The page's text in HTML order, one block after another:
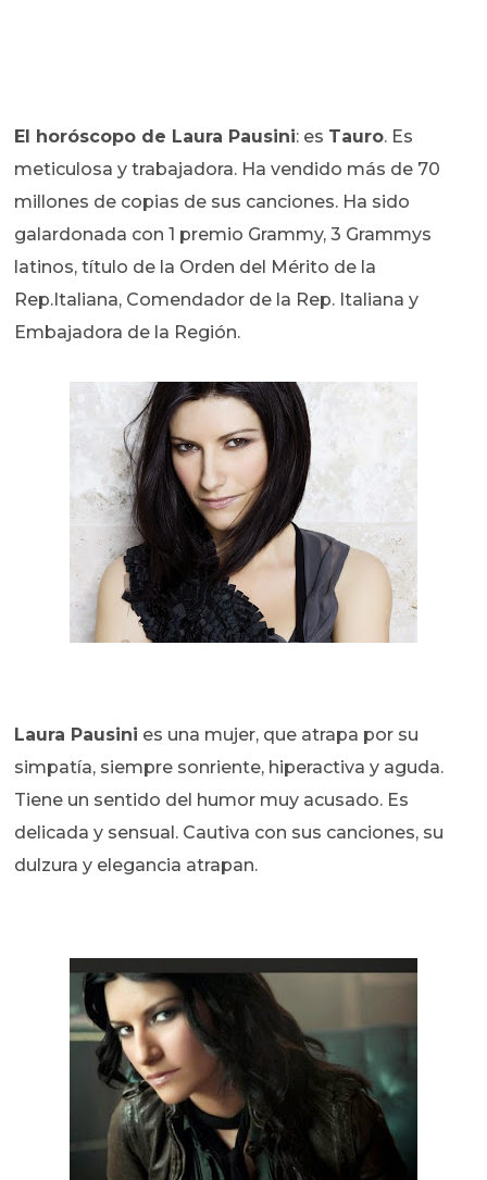
El horóscopo de Laura Pausini: es Tauro. Es
meticulosa y trabajadora. Ha vendido más de 70
millones de copias de sus canciones. Ha sido
galardonada con 1 premio Grammy, 3 Grammys
latinos, título de la Orden del Mérito de la
Rep.Italiana, Comendador de la Rep. Italiana y
Embajadora de la Región.
Laura Pausini es una mujer, que atrapa por su
simpatía, siempre sonriente, hiperactiva y aguda.
Tiene un sentido del humor muy acusado. Es
delicada y sensual. Cautiva con sus canciones, su
dulzura y elegancia atrapan.